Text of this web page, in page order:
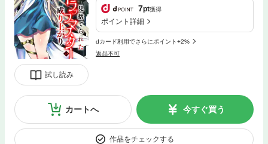
試し読み
7pt獲得
ポイント詳細
dカード利用でさらにポイント+2%
返品不可
カートへ 今すぐ買う
作品をチェックする